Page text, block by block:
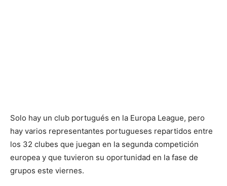
Solo hay un club portugués en la Europa League, pero
hay varios representantes portugueses repartidos entre
los 32 clubes que juegan en la segunda competición
europea y que tuvieron su oportunidad en la fase de
grupos este viernes.